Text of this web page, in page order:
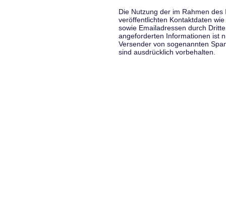
Die Nutzung der im Rahmen
veröffentlichten Kontaktdaten
sowie Emailadressen durch
angeforderten Informationen ist
Versender von sogenannten
sind ausdrücklich vorbehalten.